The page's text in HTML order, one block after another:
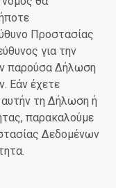
Προστασίας
για την
παρούσα Δήλωση
Εάν έχετε
τη Δήλωση ή
παρακαλούμε
Δεδομένων